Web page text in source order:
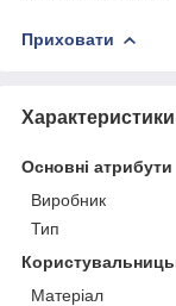
Приховати
Характеристики
Основні атрибути
Виробник
Тип
Матеріал